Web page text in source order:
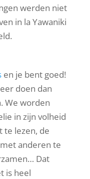
werden niet
in la Yawaniki
en je bent goed!
doen dan
We worden
in zijn volheid
te lezen, de
anderen te
Dat
is heel